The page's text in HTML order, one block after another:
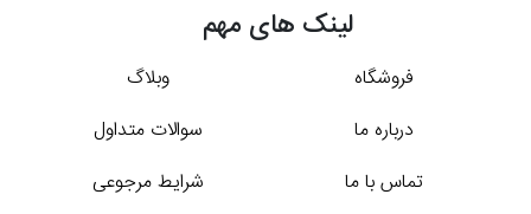
لینک های مهم
فروشگاه
وبلاگ
درباره ما
سوالات متداول
تماس با ما
شرایط مرجوعی